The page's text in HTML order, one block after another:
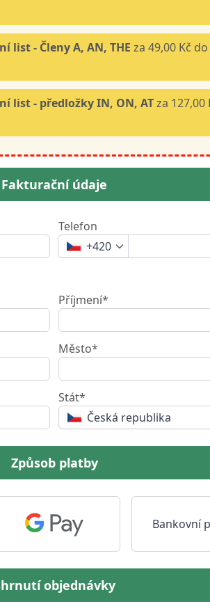
list - Členy A, AN, THE za 49,00 Kč do
list - předložky IN, ON, ATza 127,00
Fakturační údaje
Telefon
+420
Příjmení*
Město*
Stát*
Česká republika
Způsob platby
Bankovní
objednávky